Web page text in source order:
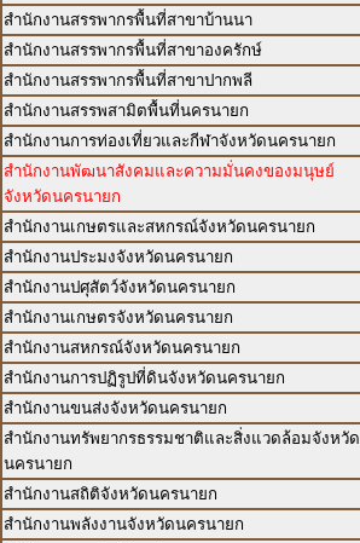
สำนักงานสรรพากรพื้นที่สาขาบ้านนา
สำนักงานสรรพากรพื้นที่สาขาองครักษ์
สำนักงานสรรพากรพื้นที่สาขาปากพลี
สำนักงานสรรพสามิตพื้นที่นครนายก
สำนักงานการท่องเที่ยวและกีฬาจังหวัดนครนายก
สำนักงานพัฒนาสังคมและความมั่นคงของมนุษย์
จังหวัดนครนายก
สำนักงานเกษตรและสหกรณ์จังหวัดนครนายก
สำนักงานประมงจังหวัดนครนายก
สำนักงานปศุสัตว์จังหวัดนครนายก
สำนักงานเกษตรจังหวัดนครนายก
สำนักงานสหกรณ์จังหวัดนครนายก
สำนักงานการปฏิรูปที่ดินจังหวัดนครนายก
สำนักงานขนส่งจังหวัดนครนายก
สำนักงานทรัพยากรธรรมชาติและสิ่งแวดล้อมจังหวัด
นครนายก
สำนักงานสถิติจังหวัดนครนายก
สำนักงานพลังงานจังหวัดนครนายก